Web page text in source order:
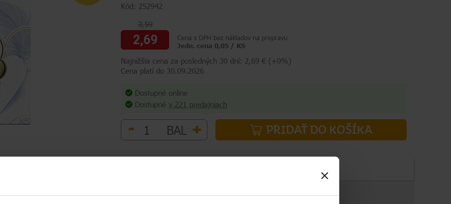
Kód: 252942
3,59
2,69
Cena s DPH bez nákladov na prepravu
Jedn. cena 0,05 / KS
Najnižšia cena za posledných 30 dní: 2,69 € (+0%)
Cena platí do 30.09.2026
Dostupné online
Dostupné v 221 predajniach
- BAL + PRIDAŤ DO KOŠÍKA
Zloženie